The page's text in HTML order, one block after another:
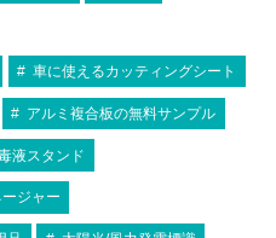
車に使えるカッティングシート
アルミ複合板の無料サンプル
液スタンド
ジャー